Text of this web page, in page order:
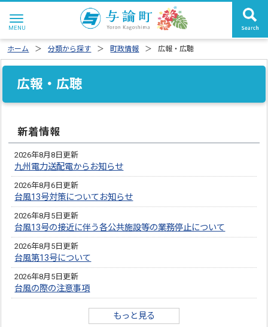
ホーム 分類から探す 町政情報 広報・広聴
広報・広聴
新着情報
2026年8月8日更新
九州電力送配電からお知らせ
2026年8月6日更新
台風13号対策についてお知らせ
2026年8月5日更新
台風13号の接近に伴う各公共施設等の業務停止について
2026年8月5日更新
台風第13号について
2026年8月5日更新
台風の際の注意事項
もっと見る